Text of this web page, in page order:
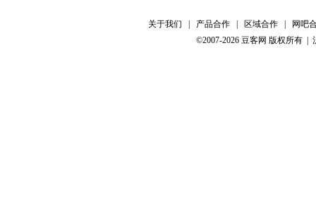
关于我们 产品合作 区域合作
网吧
©2007-2026 豆客网 版权所有 |